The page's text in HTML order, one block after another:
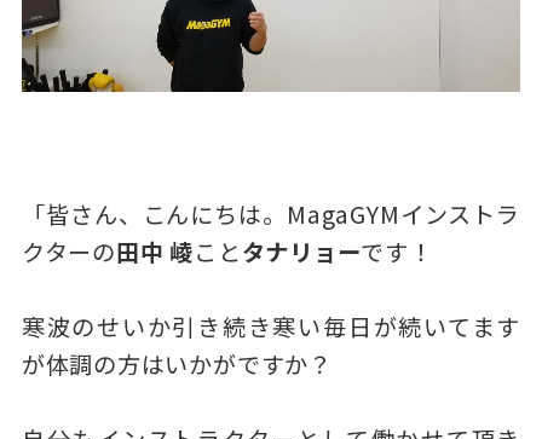
「皆さん、こんにちは。MagaGYMインストラ
クターの田中 崚ことタナリョーです！
寒波のせいか引き続き寒い毎日が続いてます
が体調の方はいかがですか？